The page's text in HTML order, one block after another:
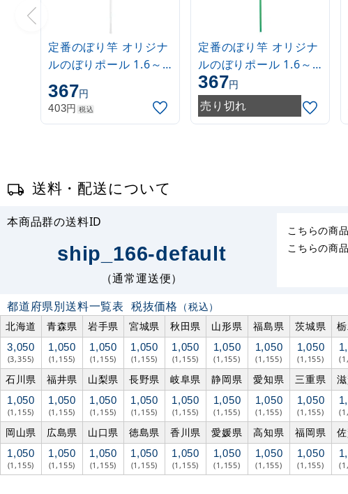
定番のぼり竿 オリジナ
ルのぼりポール 1.6～
3m 伸縮式 白
(30537***)
367円
403円 税込
定番のぼり竿 オリジナ
ルのぼりポール 1.6～
3m 伸縮式 緑
(30537GRN)
367円
売り切れ
送料・配送について
本商品群の送料ID
ship_166-default
（通常運送便）
こちらの商
こちらの商
都道府県別送料一覧表 税抜価格 （税込）
北海道
青森県 岩手県 宮城県 秋田県 山形県 福島県 茨城県
3,050
(3,355)
1,050
(1,155)
1,050
(1,155)
1,050
(1,155)
1,050
(1,155)
1,050
(1,155)
1,050
(1,155)
1,050
(1,155)
石川県 福井県 山梨県 長野県 岐阜県 静岡県 愛知県 三重県
1,050
(1,155)
1,050
(1,155)
1,050
(1,155)
1,050
(1,155)
1,050
(1,155)
1,050
(1,155)
1,050
(1,155)
1,050
(1,155)
岡山県 広島県 山口県 徳島県 香川県 愛媛県 高知県 福岡県
1,050
(1,155)
1,050
(1,155)
1,050
(1,155)
1,050
(1,155)
1,050
(1,155)
1,050
(1,155)
1,050
(1,155)
1,050
(1,155)